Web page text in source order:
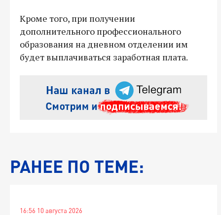
Кроме того, при получении
дополнительного профессионального
образования на дневном отделении им
будет выплачиваться заработная плата.
РАНЕЕ ПО ТЕМЕ:
16:56 10 августа 2026